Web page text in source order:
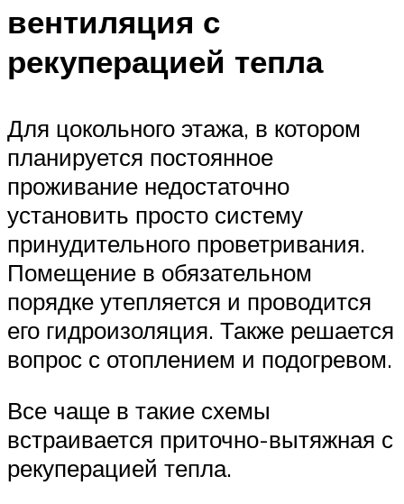
вентиляция с
рекуперацией тепла
Для цокольного этажа, в котором
планируется постоянное
проживание недостаточно
установить просто систему
принудительного проветривания.
Помещение в обязательном
порядке утепляется и проводится
его гидроизоляция. Также решается
вопрос с отоплением и подогревом.
Все чаще в такие схемы
встраивается приточно-вытяжная с
рекуперацией тепла.